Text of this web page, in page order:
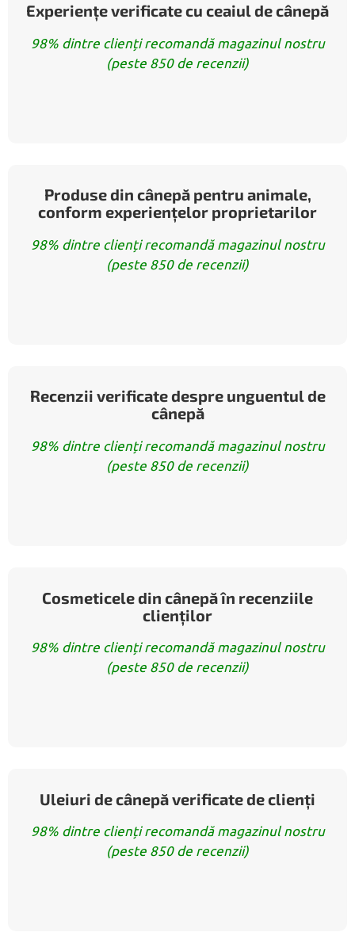
Experiențe verificate cu ceaiul de cânepă
98% dintre clienți recomandă magazinul nostru
(peste 850 de recenzii)
Produse din cânepă pentru animale,
conform experiențelor proprietarilor
98% dintre clienți recomandă magazinul nostru
(peste 850 de recenzii)
Recenzii verificate despre unguentul de
cânepă
98% dintre clienți recomandă magazinul nostru
(peste 850 de recenzii)
Cosmeticele din cânepă în recenziile
clienților
98% dintre clienți recomandă magazinul nostru
(peste 850 de recenzii)
Uleiuri de cânepă verificate de clienți
98% dintre clienți recomandă magazinul nostru
(peste 850 de recenzii)